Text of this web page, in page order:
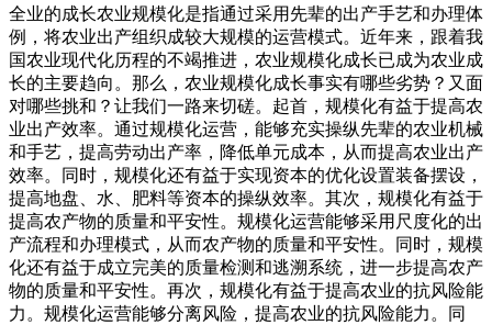
全业的成长农业规模化是指通过采用先辈的出产手艺和办理体
例，将农业出产组织成较大规模的运营模式。近年来，跟着我
国农业现代化历程的不竭推进，农业规模化成长已成为农业成
长的主要趋向。那么，农业规模化成长事实有哪些劣势？又面
对哪些挑和？让我们一路来切磋。起首，规模化有益于提高农
业出产效率。通过规模化运营，能够充实操纵先辈的农业机械
和手艺，提高劳动出产率，降低单元成本，从而提高农业出产
效率。同时，规模化还有益于实现资本的优化设置装备摆设，
提高地盘、水、肥料等资本的操纵效率。其次，规模化有益于
提高农产物的质量和平安性。规模化运营能够采用尺度化的出
产流程和办理模式，从而农产物的质量和平安性。同时，规模
化还有益于成立完美的质量检测和逃溯系统，进一步提高农产
物的质量和平安性。再次，规模化有益于提高农业的抗风险能
力。规模化运营能够分离风险，提高农业的抗风险能力。同